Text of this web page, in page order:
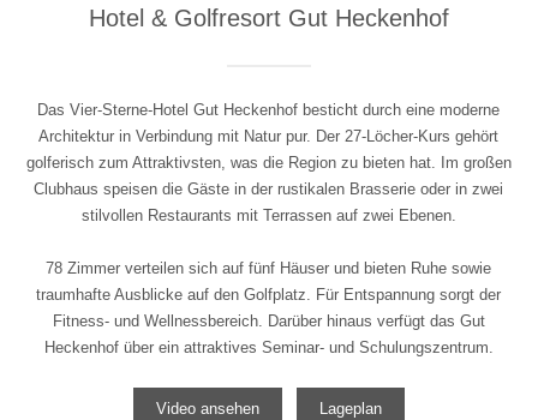
Hotel & Golfresort Gut Heckenhof
Das Vier-Sterne-Hotel Gut Heckenhof besticht durch eine moderne
Architektur in Verbindung mit Natur pur. Der 27-Löcher-Kurs gehört
golferisch zum Attraktivsten, was die Region zu bieten hat. Im großen
Clubhaus speisen die Gäste in der rustikalen Brasserie oder in zwei
stilvollen Restaurants mit Terrassen auf zwei Ebenen.
78 Zimmer verteilen sich auf fünf Häuser und bieten Ruhe sowie
traumhafte Ausblicke auf den Golfplatz. Für Entspannung sorgt der
Fitness- und Wellnessbereich. Darüber hinaus verfügt das Gut
Heckenhof über ein attraktives Seminar- und Schulungszentrum.
Video ansehen Lageplan